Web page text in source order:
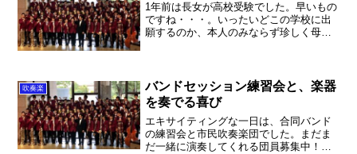
1年前は長女が高校受験でした。早いもの
ですね・・・。いったいどこの学校に出
願するのか、本人のみならず珍しく母親
実際に親の行動を見て思...
吹奏楽
バンドセッション練習会と、楽器
を奏でる喜び
エキサイティングな一日は、合同バンド
の練習会と市民吹奏楽団でした。まだま
だ一緒に演奏してくれる団員募集中！楽